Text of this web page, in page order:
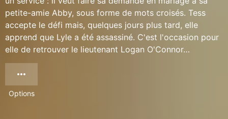
petite-amie Abby, sous forme de mots croisés. Tess
accepte le défi mais, quelques jours plus tard, elle
apprend que Lyle a été assassiné. C'est l'occasion pour
elle de retrouver le lieutenant Logan O'Connor…
Options